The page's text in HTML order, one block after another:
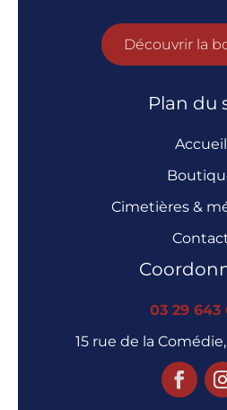
Découvrir la
Plan du
Accueil
Cimetières &
03 29 643
15 rue de la